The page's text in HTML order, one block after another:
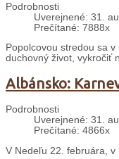
Podrobnosti
Uverejnené: 31.
Prečítané: 7888x
Popolcovou stredou sa
duchovný život, vykročiť
Albánsko:
Podrobnosti
Uverejnené: 31.
Prečítané: 4866x
V Nedeľu 22. februára, v